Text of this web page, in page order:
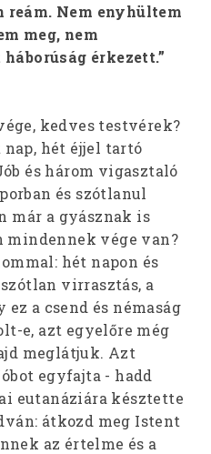
Nem enyhültem
meg, nem
érkezett.”
kedves testvérek?
nap, hét éjjel tartó
és három vigasztaló
és szótlanul
már a gyásznak is
mindennek vége van?
hét napon és
virrasztás, a
ez a csend és némaság
e, azt egyelőre még
meglátjuk. Azt
egyfajta - hadd
eutanáziára késztette
átkozd meg Istent
az értelme és a